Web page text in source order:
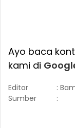
Ayo baca
kami di
Editor
:
Sumber
: